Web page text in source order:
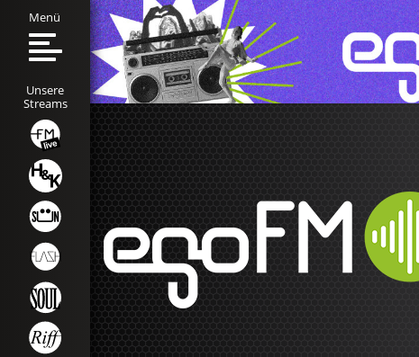
Menü
Unsere
Streams